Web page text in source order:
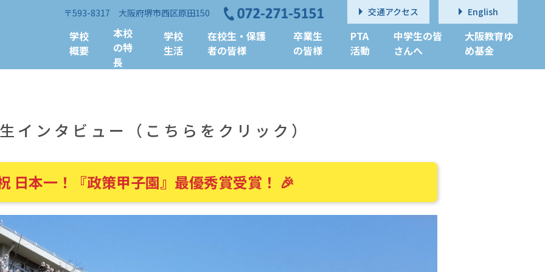
学校
概要
本校
の特
長
学校
生活
在校生・保護
者の皆様
卒業生
の皆様
PTA
活動
中学生の皆
さんへ
大阪教育ゆ
め基金
交通アクセス English
〒593-8317 大阪府堺市西区原田150
インタビュー（こちらをクリック）
日本一！『政策甲子園』最優秀賞受賞！ 🎉